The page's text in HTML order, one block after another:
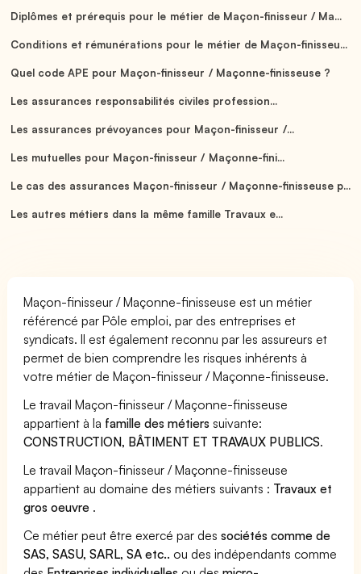
Diplômes et prérequis pour le métier de Maçon-finisseur / Ma...
Conditions et rémunérations pour le métier de Maçon-finisseu...
Quel code APE pour Maçon-finisseur / Maçonne-finisseuse ?
Les assurances responsabilités civiles profession...
Les assurances prévoyances pour Maçon-finisseur /...
Les mutuelles pour Maçon-finisseur / Maçonne-fini...
Le cas des assurances Maçon-finisseur / Maçonne-finisseuse p...
Les autres métiers dans la même famille Travaux e...
Maçon-finisseur / Maçonne-finisseuse est un métier
référencé par Pôle emploi, par des entreprises et
syndicats. Il est également reconnu par les assureurs et
permet de bien comprendre les risques inhérents à
votre métier de Maçon-finisseur / Maçonne-finisseuse.
Le travail Maçon-finisseur / Maçonne-finisseuse
appartient à la famille des métiers suivante:
CONSTRUCTION, BÂTIMENT ET TRAVAUX PUBLICS.
Le travail Maçon-finisseur / Maçonne-finisseuse
appartient au domaine des métiers suivants : Travaux et
gros oeuvre .
Ce métier peut être exercé par dessociétés comme de
SAS, SASU, SARL, SA etc.. ou des indépendants comme